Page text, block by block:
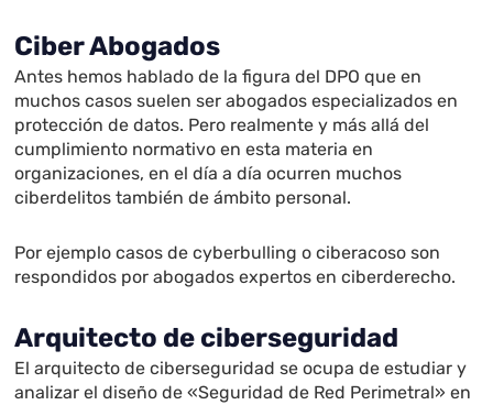
Ciber Abogados
Antes hemos hablado de la figura del DPO que en
muchos casos suelen ser abogados especializados en
protección de datos. Pero realmente y más allá del
cumplimiento normativo en esta materia en
organizaciones, en el día a día ocurren muchos
ciberdelitos también de ámbito personal.
Por ejemplo casos de cyberbulling o ciberacoso son
respondidos por abogados expertos en ciberderecho.
Arquitecto de ciberseguridad
El arquitecto de ciberseguridad se ocupa de estudiar y
analizar el diseño de «Seguridad de Red Perimetral» en